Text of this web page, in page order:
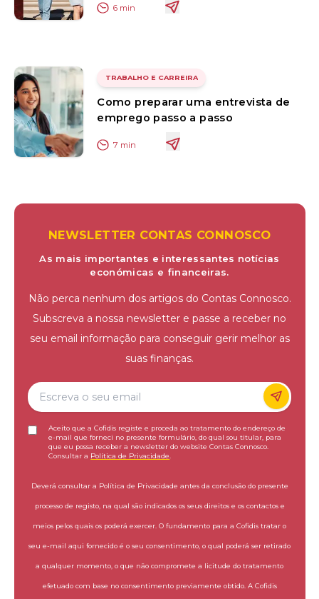
6 min
TRABALHO E CARREIRA
Como preparar uma entrevista de
emprego passo a passo
7 min
NEWSLETTER CONTAS CONNOSCO
As mais importantes e interessantes notícias
económicas e financeiras.
Não perca nenhum dos artigos do Contas Connosco.
Subscreva a nossa newsletter e passe a receber no
seu email informação para conseguir gerir melhor as
suas finanças.
Aceito que a Cofidis registe e proceda ao tratamento do endereço de
e-mail que forneci no presente formulário, do qual sou titular, para
que eu possa receber a newsletter do website Contas Connosco.
Consultar a Política de Privacidade
Deverá consultar a Política de Privacidade antes da conclusão do presente
processo de registo, na qual são indicados os seus direitos e os contactos e
meios pelos quais os poderá exercer. O fundamento para a Cofidis tratar o
seu e-mail aqui fornecido é o seu consentimento, o qual poderá ser retirado
a qualquer momento, o que não compromete a licitude do tratamento
efetuado com base no consentimento previamente obtido. A Cofidis